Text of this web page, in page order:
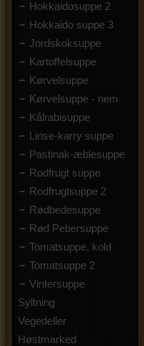
Hokkaidosuppe 2
Hokkaido suppe 3
Jordskoksuppe
Kartoffelsuppe
Kørvelsuppe
Kørvelsuppe - nem
Kålrabisuppe
Linse-karry suppe
Pastinak-æblesuppe
Rodfrugt suppe
Rodfrugtsuppe 2
Rødbedesuppe
Rød Pebersuppe
Tomatsuppe, kold
Tomatsuppe 2
Vintersuppe
Syltning
Vegedeller
Høstmarked